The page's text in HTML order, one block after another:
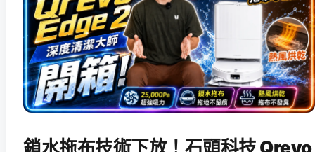
鎖水拖布技術下放！石頭科技 Qrevo